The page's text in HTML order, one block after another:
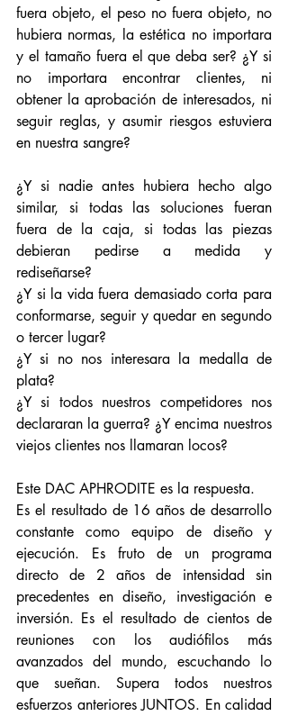
fuera objeto, el peso no fuera objeto, no
hubiera normas, la estética no importara
y el tamaño fuera el que deba ser? ¿Y si
no importara encontrar clientes, ni
obtener la aprobación de interesados, ni
seguir reglas, y asumir riesgos estuviera
en nuestra sangre?
¿Y si nadie antes hubiera hecho algo
similar, si todas las soluciones fueran
fuera de la caja, si todas las piezas
debieran pedirse a medida y
rediseñarse?
¿Y si la vida fuera demasiado corta para
conformarse, seguir y quedar en segundo
o tercer lugar?
¿Y si no nos interesara la medalla de
plata?
¿Y si todos nuestros competidores nos
declararan la guerra? ¿Y encima nuestros
viejos clientes nos llamaran locos?
Este DAC APHRODITE es la respuesta.
Es el resultado de 16 años de desarrollo
constante como equipo de diseño y
ejecución. Es fruto de un programa
directo de 2 años de intensidad sin
precedentes en diseño, investigación e
inversión. Es el resultado de cientos de
reuniones con los audiófilos más
avanzados del mundo, escuchando lo
que sueñan. Supera todos nuestros
esfuerzos anteriores JUNTOS. En calidad